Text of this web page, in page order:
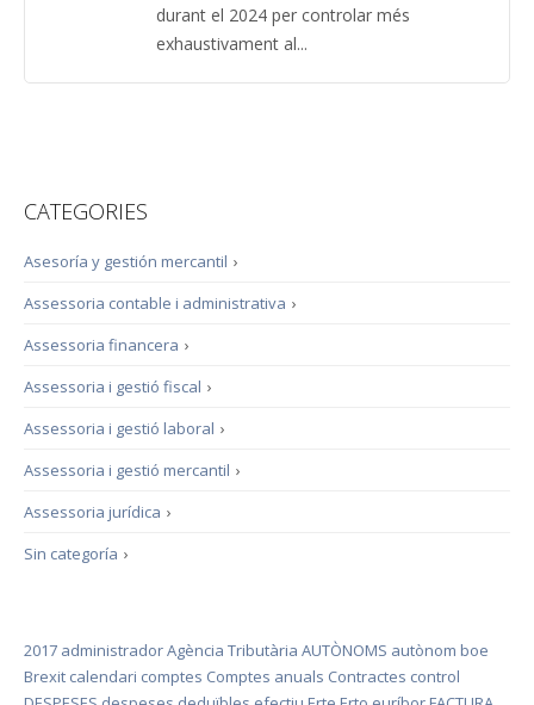
durant el 2024 per controlar més
exhaustivament al...
CATEGORIES
›
Asesoría y gestión mercantil
›
Assessoria contable i administrativa
›
Assessoria financera
›
Assessoria i gestió fiscal
›
Assessoria i gestió laboral
›
Assessoria i gestió mercantil
›
Assessoria jurídica
›
Sin categoría
2017 administradorAgència Tributària AUTÒNOMS autònom boe
Brexit calendari comptes Comptes anuals Contractes control